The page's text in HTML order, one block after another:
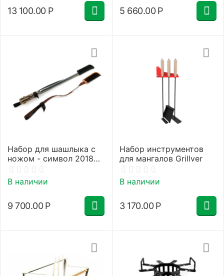
13 100.00 Р 5 660.00 Р
Набор для шашлыка c
ножом - символ 2018
года
В наличии
9 700.00 Р
Набор инструментов
для мангалов Grillver
В наличии
3 170.00 Р